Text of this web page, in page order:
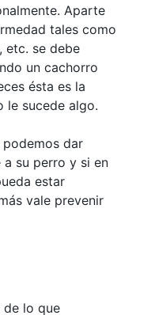
Aparte
tales como
etc. se debe
un cachorro
ésta es la
le sucede algo.
dar
a su perro y si en
estar
vale prevenir
lo que